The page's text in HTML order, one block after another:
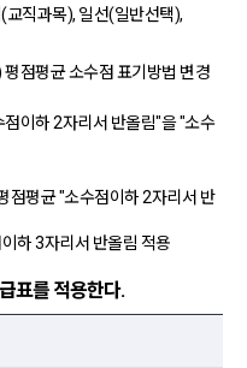
교직과목), 일선(일반선택),
점평균 소수점 표기방법 변경
이하 2자리서 반올림"을 "소수
점평균 "소수점이하 2자리서 반
하 3자리서 반올림 적용
표를 적용한다.